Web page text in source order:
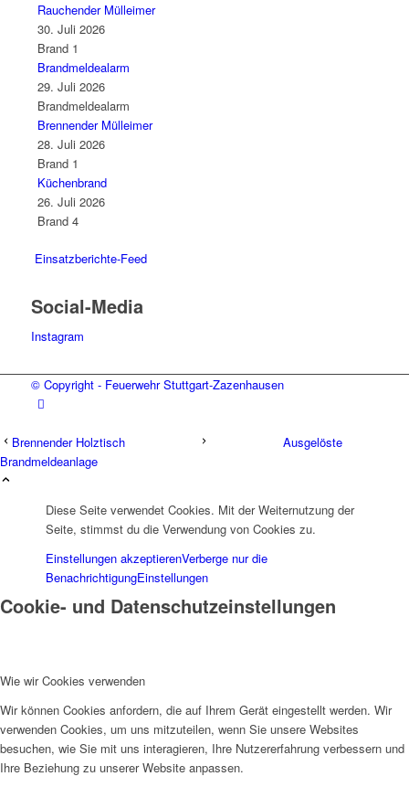
Rauchender Mülleimer
30. Juli 2026
Brand 1
Brandmeldealarm
29. Juli 2026
Brandmeldealarm
Brennender Mülleimer
28. Juli 2026
Brand 1
Küchenbrand
26. Juli 2026
Brand 4
Einsatzberichte-Feed
Social-Media
Instagram
© Copyright - Feuerwehr Stuttgart-Zazenhausen
Brennender Holztisch
Ausgelöste
Brandmeldeanlage
Diese Seite verwendet Cookies. Mit der Weiternutzung der
Seite, stimmst du die Verwendung von Cookies zu.
Einstellungen akzeptierenVerberge nur die
BenachrichtigungEinstellungen
Cookie- und Datenschutzeinstellungen
Wie wir Cookies verwenden
Wir können Cookies anfordern, die auf Ihrem Gerät eingestellt werden. Wir
verwenden Cookies, um uns mitzuteilen, wenn Sie unsere Websites
besuchen, wie Sie mit uns interagieren, Ihre Nutzererfahrung verbessern und
Ihre Beziehung zu unserer Website anpassen.